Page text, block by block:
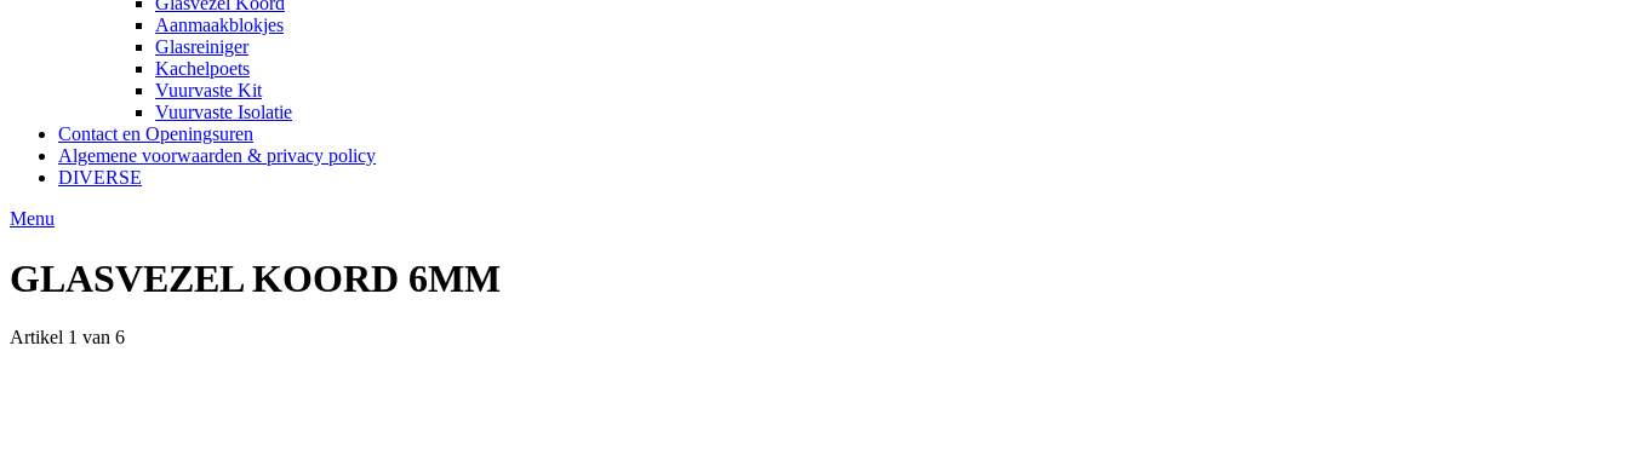
Aanmaakblokjes
Glasreiniger
Kachelpoets
Vuurvaste Kit
Vuurvaste Isolatie
Contact en Openingsuren
Algemene voorwaarden & privacy policy
DIVERSE
Menu
GLASVEZEL KOORD 6MM
Artikel 1 van 6